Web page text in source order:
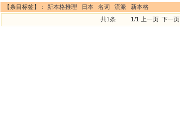
【条目标签】： 新本格推理 日本 名词 流派
新本格
共1条 1/1 上一页 下一页